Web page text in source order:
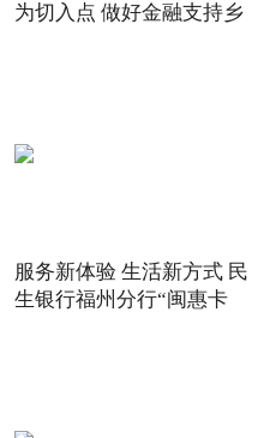
为切入点 做好金融支持乡
服务新体验 生活新方式 民
生银行福州分行“闽惠卡